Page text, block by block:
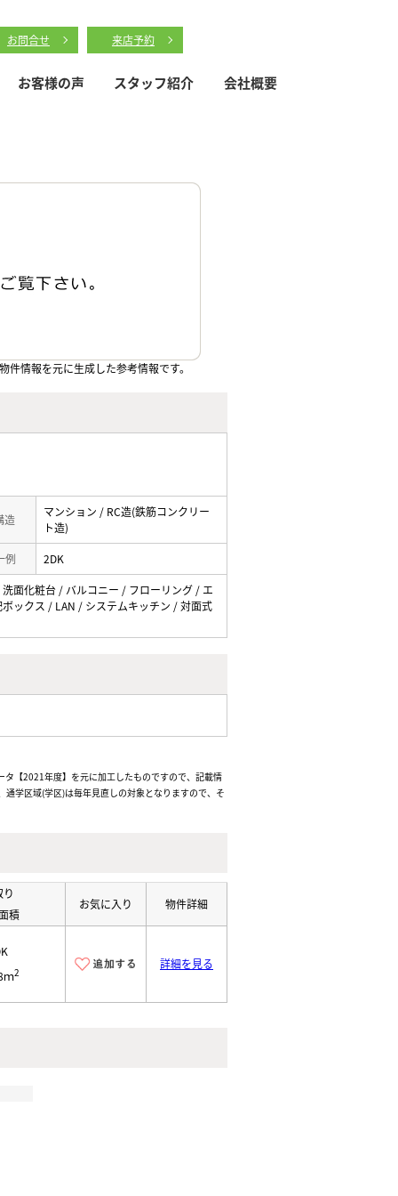
お問合せ 来店予約
お客様の声 スタッフ紹介 会社概要
情報を元に生成した参考情報です。
造
マンション / RC造(鉄筋コンクリー
ト造)
例 2DK
面化粧台 / バルコニー / フローリング / エ
ックス / LAN / システムキッチン / 対面式
【2021年度】を元に加工したものですので、記載情
学区域(学区)は毎年見直しの対象となりますので、そ
り
積
お気に入り 物件詳細
ｍ2
詳細を見る